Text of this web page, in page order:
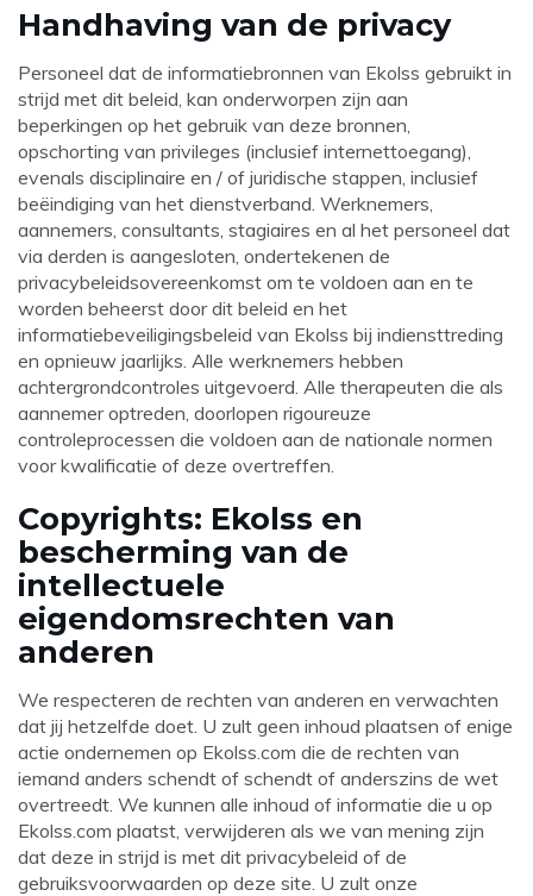
Handhaving van de privacy
Personeel dat de informatiebronnen van Ekolss gebruikt in
strijd met dit beleid, kan onderworpen zijn aan
beperkingen op het gebruik van deze bronnen,
opschorting van privileges (inclusief internettoegang),
evenals disciplinaire en / of juridische stappen, inclusief
beëindiging van het dienstverband. Werknemers,
aannemers, consultants, stagiaires en al het personeel dat
via derden is aangesloten, ondertekenen de
privacybeleidsovereenkomst om te voldoen aan en te
worden beheerst door dit beleid en het
informatiebeveiligingsbeleid van Ekolss bij indiensttreding
en opnieuw jaarlijks. Alle werknemers hebben
achtergrondcontroles uitgevoerd. Alle therapeuten die als
aannemer optreden, doorlopen rigoureuze
controleprocessen die voldoen aan de nationale normen
voor kwalificatie of deze overtreffen.
Copyrights: Ekolss en
bescherming van de
intellectuele
eigendomsrechten van
anderen
We respecteren de rechten van anderen en verwachten
dat jij hetzelfde doet. U zult geen inhoud plaatsen of enige
actie ondernemen op Ekolss.com die de rechten van
iemand anders schendt of schendt of anderszins de wet
overtreedt. We kunnen alle inhoud of informatie die u op
Ekolss.com plaatst, verwijderen als we van mening zijn
dat deze in strijd is met dit privacybeleid of de
gebruiksvoorwaarden op deze site. U zult onze